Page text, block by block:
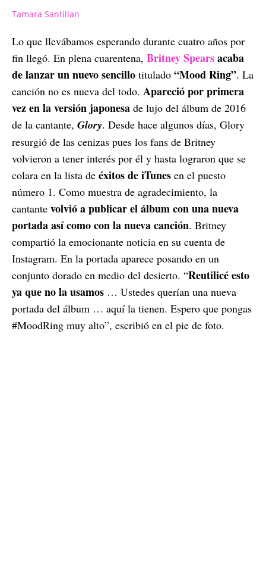
Tamara Santillan
Lo que llevábamos esperando durante cuatro años por
fin llegó. En plena cuarentena, Britney Spearsacaba
de lanzar un nuevo sencillo titulado “Mood Ring”. La
canción no es nueva del todo. Apareció por primera
vez en la versión japonesa de lujo del álbum de 2016
de la cantante, Glory. Desde hace algunos días, Glory
resurgió de las cenizas pues los fans de Britney
volvieron a tener interés por él y hasta lograron que se
colara en la lista de éxitos de iTunes en el puesto
número 1. Como muestra de agradecimiento, la
cantante volvió a publicar el álbum con una nueva
portada así como con la nueva canción. Britney
compartió la emocionante noticia en su cuenta de
Instagram. En la portada aparece posando en un
conjunto dorado en medio del desierto. “Reutilicé esto
ya que no la usamos … Ustedes querían una nueva
portada del álbum … aquí la tienen. Espero que pongas
#MoodRing muy alto”, escribió en el pie de foto.